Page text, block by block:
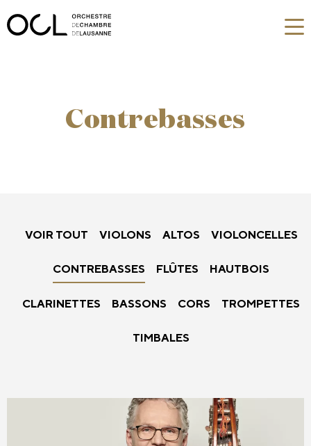
Contrebasses
VOIR TOUT VIOLONS ALTOS VIOLONCELLES
CONTREBASSES FLÛTES HAUTBOIS
CLARINETTES BASSONS CORS TROMPETTES
TIMBALES